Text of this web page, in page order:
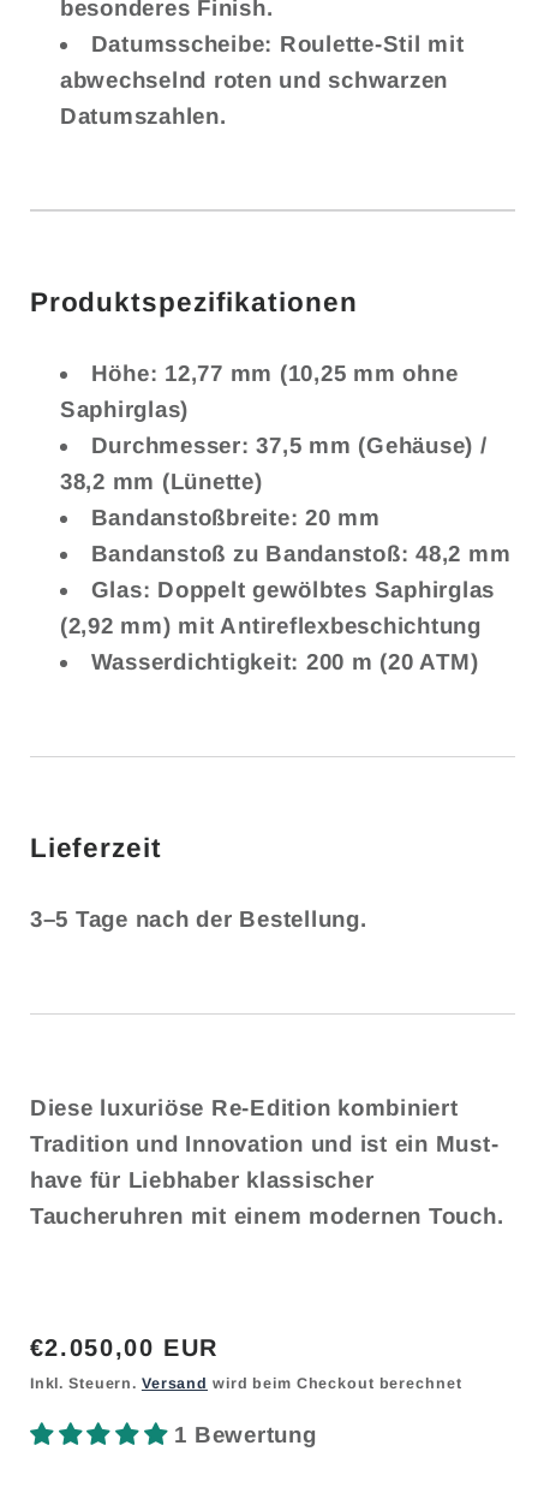
besonderes Finish.
Datumsscheibe: Roulette-Stil mit
abwechselnd roten und schwarzen
Datumszahlen.
Produktspezifikationen
Höhe: 12,77 mm (10,25 mm ohne
Saphirglas)
Durchmesser: 37,5 mm (Gehäuse) /
38,2 mm (Lünette)
Bandanstoßbreite: 20 mm
Bandanstoß zu Bandanstoß: 48,2 mm
Glas: Doppelt gewölbtes Saphirglas
(2,92 mm) mit Antireflexbeschichtung
Wasserdichtigkeit: 200 m (20 ATM)
Lieferzeit
3–5 Tage nach der Bestellung.
Diese luxuriöse Re-Edition kombiniert
Tradition und Innovation und ist ein Must-
have für Liebhaber klassischer
Taucheruhren mit einem modernen Touch.
Normaler
Preis
€2.050,00 EUR
Inkl. Steuern. Versand wird beim Checkout berechnet
1 Bewertung